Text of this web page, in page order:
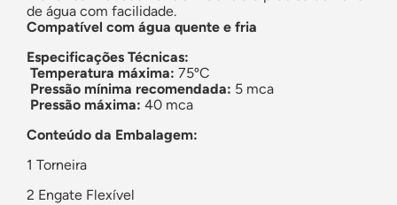
de água com facilidade.
Compatível com água quente e fria
Especificações Técnicas:
Temperatura máxima: 75ºC
Pressão mínima recomendada: 5 mca
Pressão máxima: 40 mca
Conteúdo da Embalagem:
1 Torneira
2 Engate Flexível